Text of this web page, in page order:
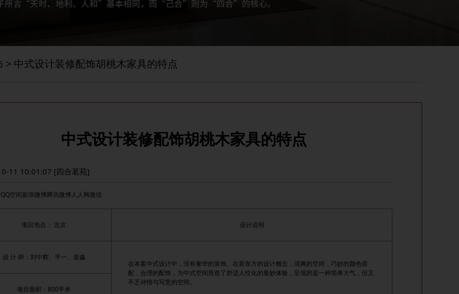
> 中式设计装修配饰胡桃木家具的特点
中式设计装修配饰胡桃木家具的特点
11 10:01:07 [四合茗苑]
QQ空间新浪微博腾讯微博人人网微信
项目地点： 北京 设计说明
设 计 师：刘中辉、平一、柴鑫
项目面积：800平米
在本案中式设计中，没有奢华的装饰。在新东方的设计概念，清爽的空间，巧妙的颜色搭
配，合理的配饰，为中式空间营造了舒适人性化的曼妙体验，呈现的是一种简单大气，但又
不乏诗情与写意的空间。